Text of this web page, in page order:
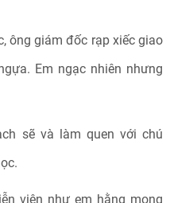
ông giám đốc rạp xiếc giao
Em ngạc nhiên nhưng
sẽ và làm quen với chú
viên như em hằng mong